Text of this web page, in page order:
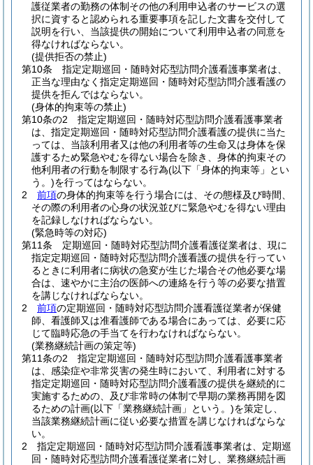
護従業者の勤務の体制その他の利用申込者のサービスの選
択に資すると認められる重要事項を記した文書を交付して
説明を行い、当該提供の開始について利用申込者の同意を
得なければならない。
(提供拒否の禁止)
第10条
指定定期巡回・随時対応型訪問介護看護事業者は、
正当な理由なく指定定期巡回・随時対応型訪問介護看護の
提供を拒んではならない。
(身体的拘束等の禁止)
第10条の2
指定定期巡回・随時対応型訪問介護看護事業者
は、指定定期巡回・随時対応型訪問介護看護の提供に当た
っては、当該利用者又は他の利用者等の生命又は身体を保
護するため緊急やむを得ない場合を除き、身体的拘束その
他利用者の行動を制限する行為(以下「身体的拘束等」とい
う。)を行ってはならない。
2
前項の身体的拘束等を行う場合には、その態様及び時間、
その際の利用者の心身の状況並びに緊急やむを得ない理由
を記録しなければならない。
(緊急時等の対応)
第11条
定期巡回・随時対応型訪問介護看護従業者は、現に
指定定期巡回・随時対応型訪問介護看護の提供を行ってい
るときに利用者に病状の急変が生じた場合その他必要な場
合は、速やかに主治の医師への連絡を行う等の必要な措置
を講じなければならない。
2
前項の定期巡回・随時対応型訪問介護看護従業者が保健
師、看護師又は准看護師である場合にあっては、必要に応
じて臨時応急の手当てを行わなければならない。
(業務継続計画の策定等)
第11条の2
指定定期巡回・随時対応型訪問介護看護事業者
は、感染症や非常災害の発生時において、利用者に対する
指定定期巡回・随時対応型訪問介護看護の提供を継続的に
実施するための、及び非常時の体制で早期の業務再開を図
るための計画(以下「業務継続計画」という。)を策定し、
当該業務継続計画に従い必要な措置を講じなければならな
い。
2
指定定期巡回・随時対応型訪問介護看護事業者は、定期巡
回・随時対応型訪問介護看護従業者に対し、業務継続計画